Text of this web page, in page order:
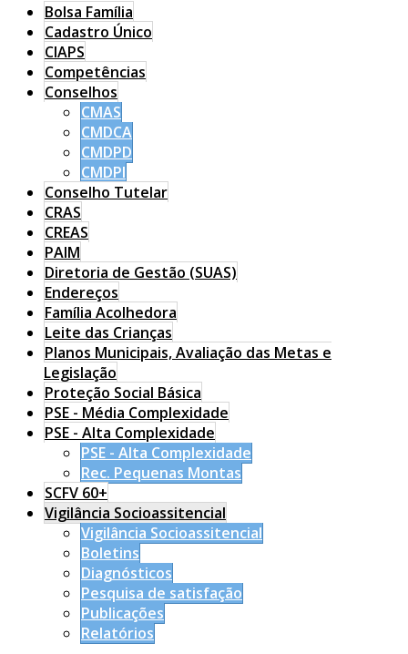
Bolsa Família
Cadastro Único
CIAPS
Competências
Conselhos
CMAS
CMDCA
CMDPD
CMDPI
Conselho Tutelar
CRAS
CREAS
PAIM
Diretoria de Gestão (SUAS)
Endereços
Família Acolhedora
Leite das Crianças
Planos Municipais, Avaliação das Metas e
Legislação
Proteção Social Básica
PSE - Média Complexidade
PSE - Alta Complexidade
PSE - Alta Complexidade
Rec. Pequenas Montas
SCFV 60+
Vigilância Socioassitencial
Vigilância Socioassitencial
Boletins
Diagnósticos
Pesquisa de satisfação
Publicações
Relatórios